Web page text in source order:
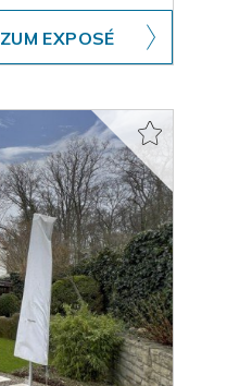
ZUM EXPOSÉ